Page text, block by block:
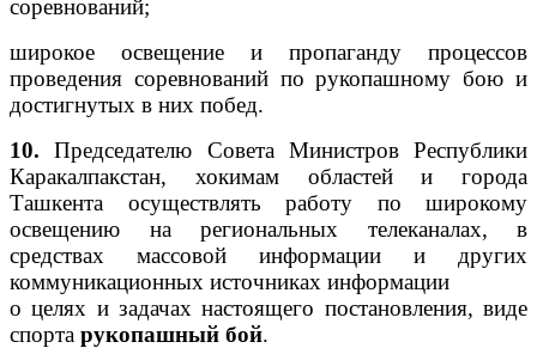
соревнований;
широкое освещение и пропаганду процессов
проведения соревнований по рукопашному бою и
достигнутых в них побед.
10.Председателю Совета Министров Республики
Каракалпакстан, хокимам областей и города
Ташкента осуществлять работу по широкому
освещению на региональных телеканалах, в
средствах массовой информации и других
коммуникационных источниках информации
о целях и задачах настоящего постановления, виде
спорта рукопашный бой.